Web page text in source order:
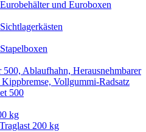
und Euroboxen
500
200 kg